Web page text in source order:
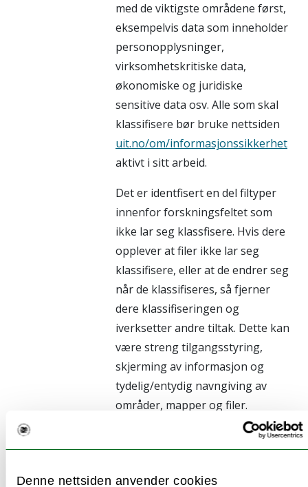
Denne nettsiden anvender cookies
med de viktigste områdene først,
eksempelvis data som inneholder
personopplysninger,
virksomhetskritiske data,
økonomiske og juridiske
sensitive data osv. Alle som skal
klassifisere bør bruke nettsiden
uit.no/om/informasjonssikkerhet
aktivt i sitt arbeid.
Det er identfisert en del filtyper
innenfor forskningsfeltet som
ikke lar seg klassfisere. Hvis dere
opplever at filer ikke lar seg
klassifisere, eller at de endrer seg
når de klassifiseres, så fjerner
dere klassifiseringen og
iverksetter andre tiltak. Dette kan
være streng tilgangsstyring,
skjerming av informasjon og
tydelig/entydig navngiving av
områder, mapper og filer.
Det ser ut som
Dette er helt vanlig. Hva slags